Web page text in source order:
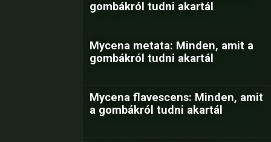
gombákról tudni akartál
Mycena metata: Minden, amit a
gombákról tudni akartál
Mycena flavescens: Minden, amit
a gombákról tudni akartál